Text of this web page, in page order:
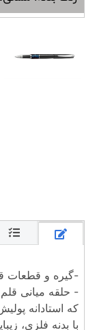
-گیره و قطعات
- حلقه میانی
که استادانه
با بدنه فلزی،